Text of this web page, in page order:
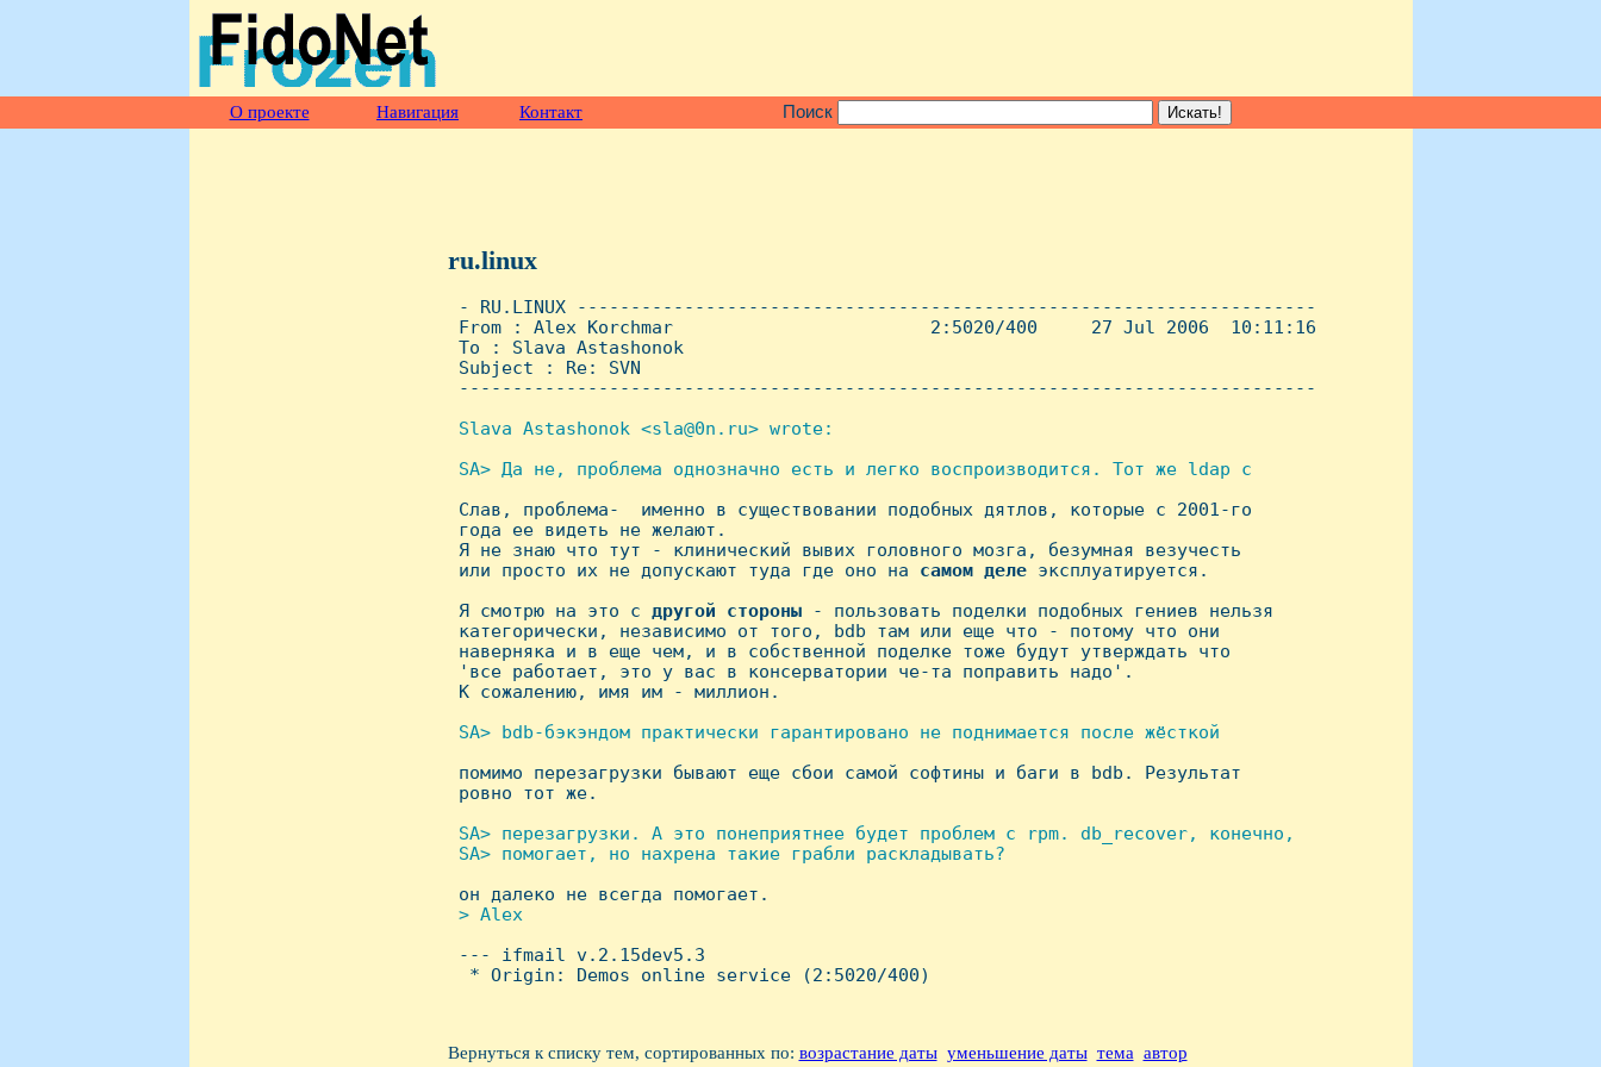
О проекте Навигация Контакт Поиск
ru.linux
- RU.LINUX ---------------------------------------------------------------------
From : Alex Korchmar                        2:5020/400     27 Jul 2006  10:11:16
To : Slava Astashonok
Subject : Re: SVN
--------------------------------------------------------------------------------
Slava Astashonok <sla@0n.ru> wrote:
SA> Да не, проблема однозначно есть и легко воспроизводится. Тот же ldap с
Слав, проблема-  именно в существовании подобных дятлов, которые с 2001-го
года ее видеть не желают.
Я не знаю что тут - клинический вывих головного мозга, безумная везучесть
или просто их не допускают туда где оно на самом деле эксплуатируется.
Я смотрю на это с другой стороны - пользовать поделки подобных гениев нельзя
категорически, независимо от того, bdb там или еще что - потому что они
наверняка и в еще чем, и в собственной поделке тоже будут утверждать что
'все работает, это у вас в консерватории че-та поправить надо'.
К сожалению, имя им - миллион.
SA> bdb-бэкэндом практически гарантировано не поднимается после жёсткой
помимо перезагрузки бывают еще сбои самой софтины и баги в bdb. Результат
ровно тот же.
SA> перезагрузки. А это понеприятнее будет проблем с rpm. db_recover, конечно,
SA> помогает, но нахрена такие грабли раскладывать?
он далеко не всегда помогает.
> Alex
--- ifmail v.2.15dev5.3
  * Origin: Demos online service (2:5020/400)
Вернуться к списку тем, сортированных по: возрастание даты уменьшение даты тема автор